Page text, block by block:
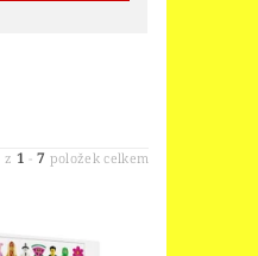
z 1 -7 položek celkem